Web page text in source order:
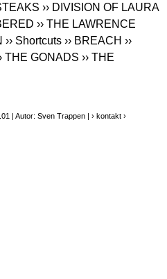
›› DIVISION OF LAURA
›› THE LAWRENCE
›› Shortcuts ›› BREACH ››
THE GONADS ›› THE
| Autor: Sven Trappen |› kontakt ›